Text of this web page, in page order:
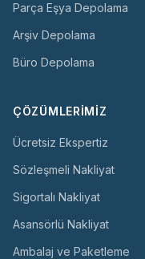
Parça Eşya Depolama
Arşiv Depolama
Büro Depolama
ÇÖZÜMLERIMIZ
Ücretsiz Ekspertiz
Sözleşmeli Nakliyat
Sigortalı Nakliyat
Asansörlü Nakliyat
Ambalaj ve Paketleme